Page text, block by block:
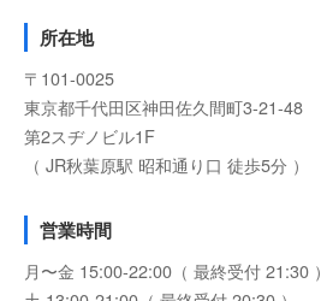
所在地
〒101-0025
東京都千代田区神田佐久間町3-21-48
第2スヂノビル1F
（ JR秋葉原駅 昭和通り口 徒歩5分 ）
営業時間
月〜金 15:00-22:00（ 最終受付 21:30 ）